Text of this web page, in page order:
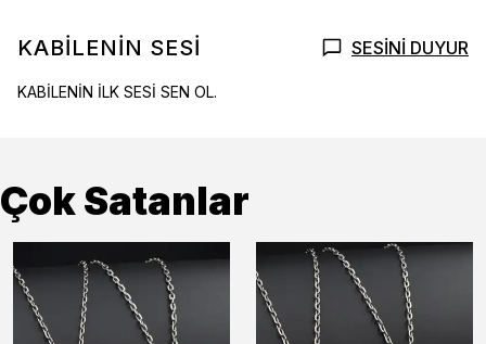
KABİLENİN SESİ SESİNİ DUYUR
KABİLENİN İLK SESİ SEN OL.
Çok Satanlar